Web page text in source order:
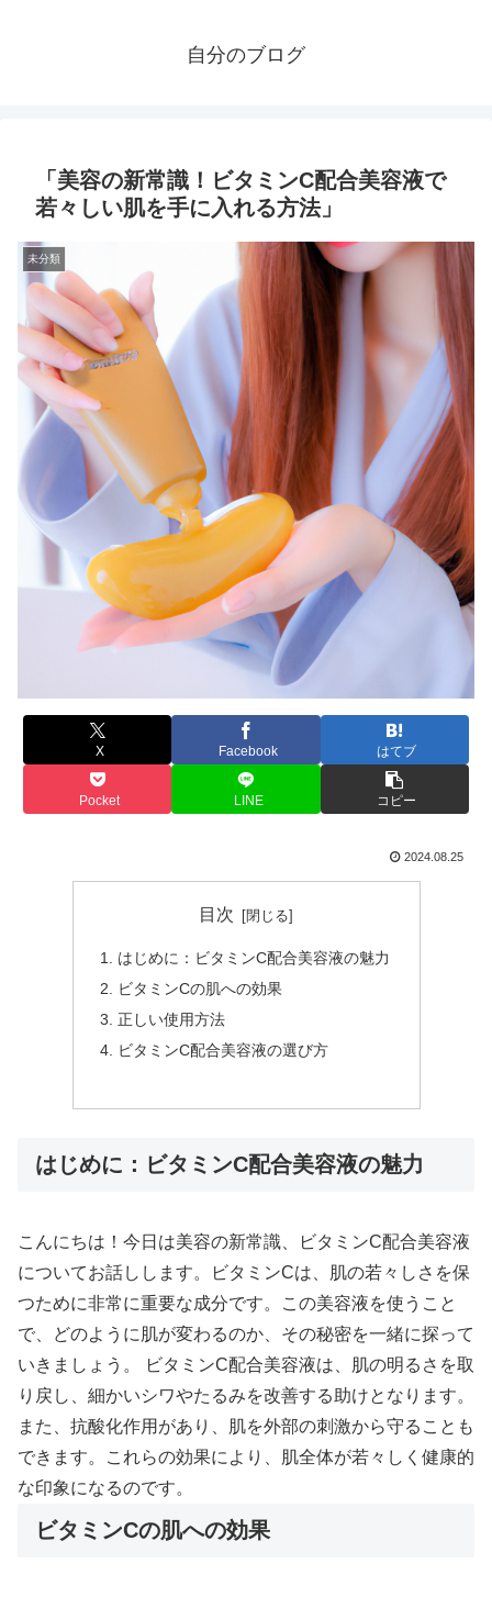
自分のブログ
「美容の新常識！ビタミンC配合美容液で
若々しい肌を手に入れる方法」
未分類
X Facebook はてブ
Pocket LINE コピー
2024.08.25
目次
はじめに：ビタミンC配合美容液の魅力
ビタミンCの肌への効果
正しい使用方法
ビタミンC配合美容液の選び方
はじめに：ビタミンC配合美容液の魅力
こんにちは！今日は美容の新常識、ビタミンC配合美容液
についてお話しします。ビタミンCは、肌の若々しさを保
つために非常に重要な成分です。この美容液を使うこと
で、どのように肌が変わるのか、その秘密を一緒に探って
いきましょう。 ビタミンC配合美容液は、肌の明るさを取
り戻し、細かいシワやたるみを改善する助けとなります。
また、抗酸化作用があり、肌を外部の刺激から守ることも
できます。これらの効果により、肌全体が若々しく健康的
な印象になるのです。
ビタミンCの肌への効果